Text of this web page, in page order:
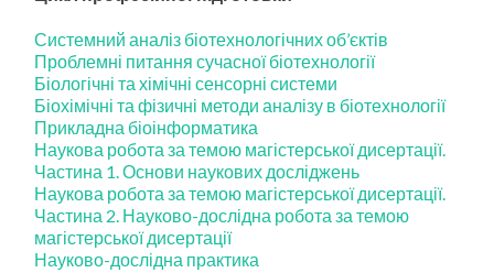
Системний аналіз біотехнологічних об’єктів
Проблемні питання сучасної біотехнології
Біологічні та хімічні сенсорні системи
Біохімічні та фізичні методи аналізу в біотехнології
Прикладна біоінформатика
Наукова робота за темою магістерської дисертації.
Частина 1. Основи наукових досліджень
Наукова робота за темою магістерської дисертації.
Частина 2. Науково-дослідна робота за темою
магістерської дисертації
Науково-дослідна практика